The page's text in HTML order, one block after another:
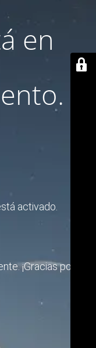
en
activado.
¡Gracias por su